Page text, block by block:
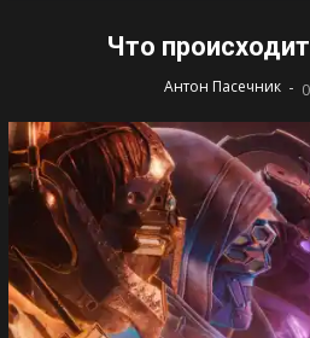
Что
Антон Пасечник -